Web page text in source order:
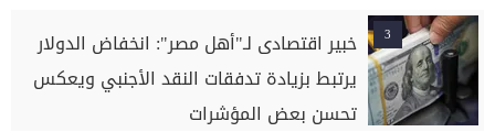
3
خبير اقتصادى لـ"أهل مصر": انخفاض الدولار
يرتبط بزيادة تدفقات النقد الأجنبي ويعكس
تحسن بعض المؤشرات